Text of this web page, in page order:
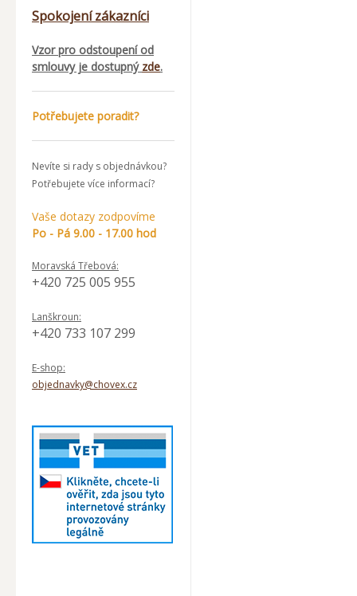
Spokojení zákazníci
Vzor pro odstoupení od
smlouvy je dostupný zde.
Potřebujete poradit?
Nevíte si rady s objednávkou?
Potřebujete více informací?
Vaše dotazy zodpovíme
Po - Pá 9.00 - 17.00 hod
Moravská Třebová:
+420 725 005 955
Lanškroun:
+420 733 107 299
E-shop:
objednavky@chovex.cz